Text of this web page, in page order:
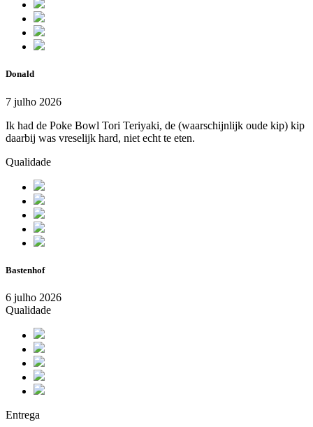
Donald
7 julho 2026
Ik had de Poke Bowl Tori Teriyaki, de (waarschijnlijk oude kip) kip
daarbij was vreselijk hard, niet echt te eten.
Qualidade
Bastenhof
6 julho 2026
Qualidade
Entrega